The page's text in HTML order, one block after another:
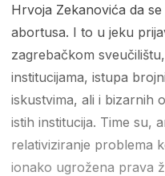
Hrvoja Zekanovića da
abortusa. I to u jeku
zagrebačkom
institucijama, istupa
iskustvima, ali i bizarnih
istih institucija. Time su,
relativiziranje problema
ionako ugrožena prava